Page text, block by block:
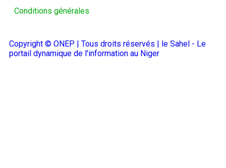
Conditions générales
Copyright © ONEP | Tous droits réservés | le Sahel - Le
portail dynamique de l'information au Niger